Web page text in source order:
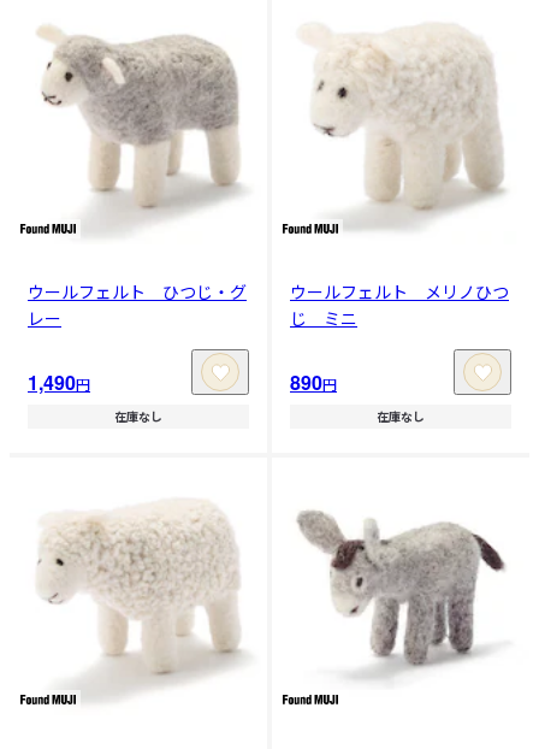
ウールフェルト ひつじ・グ
レー
1,490円
在庫なし
ウールフェルト メリノひつ
じ ミニ
890円
在庫なし